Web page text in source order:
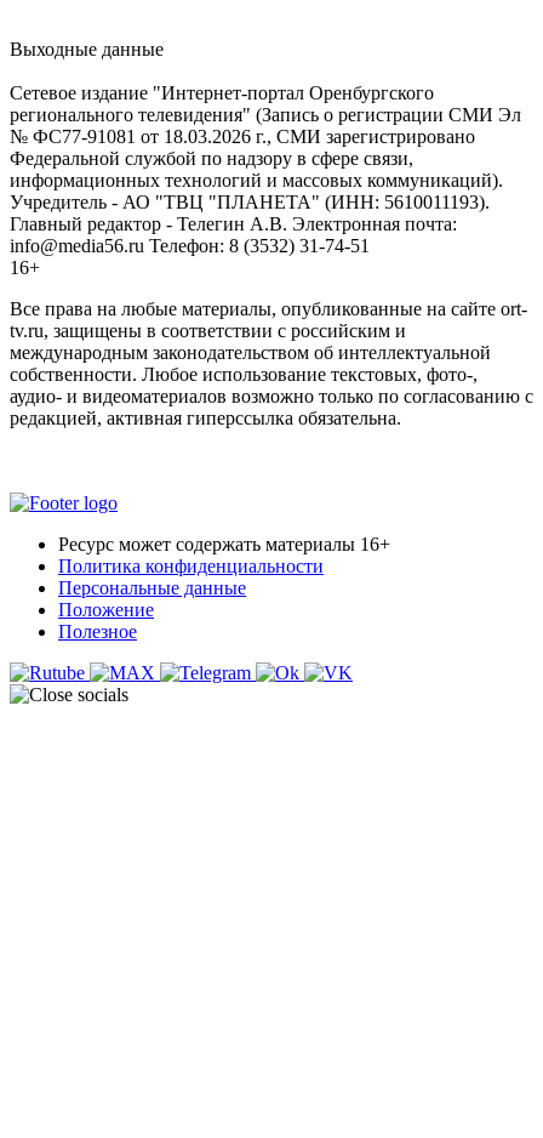
Выходные данные
Сетевое издание "Интернет-портал Оренбургского
регионального телевидения" (Запись о регистрации СМИ Эл
№ ФС77-91081 от 18.03.2026 г., СМИ зарегистрировано
Федеральной службой по надзору в сфере связи,
информационных технологий и массовых коммуникаций).
Учредитель - АО "ТВЦ "ПЛАНЕТА" (ИНН: 5610011193).
Главный редактор - Телегин А.В. Электронная почта:
info@media56.ru Телефон: 8 (3532) 31-74-51
16+
Все права на любые материалы, опубликованные на сайте ort-
tv.ru, защищены в соответствии с российским и
международным законодательством об интеллектуальной
собственности. Любое использование текстовых, фото-,
аудио- и видеоматериалов возможно только по согласованию с
редакцией, активная гиперссылка обязательна.
Ресурс может содержать материалы 16+
Политика конфиденциальности
Персональные данные
Положение
Полезное